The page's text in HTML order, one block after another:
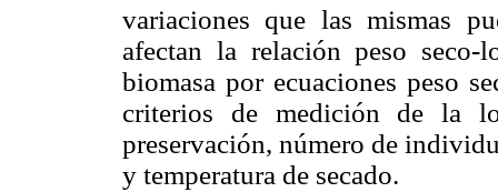
variaciones que las mismas
afectan la relación peso
biomasa por ecuaciones peso
criterios de medición de la
preservación, número de
y temperatura de secado.